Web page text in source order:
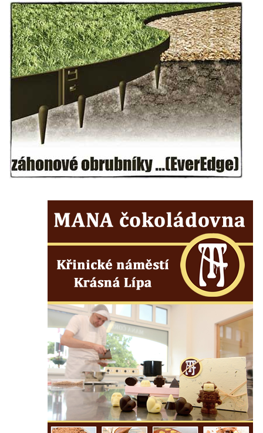
Vyhlídka Muchomůrka na Hostibejku v
Kralupech nad Vltavou
Vyhlídkový altán na Hostibejku v Kralupech
nad Vltavou
Vyhlídka Na Zámečku nad Vysokou Lípou
Vyhlídka Švýcárna nad Drnovcem u
Cvikova
Socha rytíře u vyhlídky Libverdských
pramenů v Lázních Libverda
Vyhlídka Libverdských pramenů v Lázních
Libverda
Vyhlídka Hejnické Madony u hřbitova v
Lázních Libverda
Vyhlídka Dobrého ducha MUHU u Obřího
sudu v Lázních Libverda
Lázní Libverda
Vyhlídka Ptačí kámen u Vysoké Lípy
Slunečná brána
Schachtenstein
Kaňkov
Milešovka
Radobýl